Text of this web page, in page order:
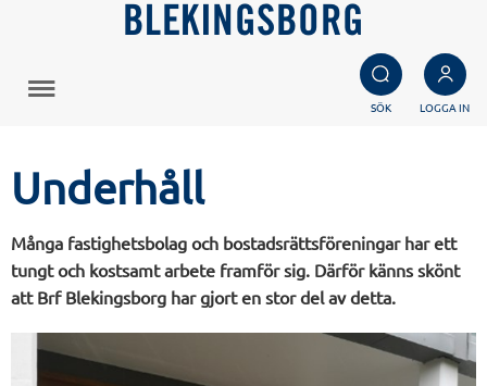
BLEKINGSBORG
SÖK LOGGA IN
Underhåll
Många fastighetsbolag och bostadsrättsföreningar har ett
tungt och kostsamt arbete framför sig. Därför känns skönt
att Brf Blekingsborg har gjort en stor del av detta.